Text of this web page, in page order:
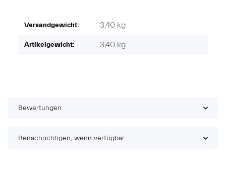
Versandgewicht: 3,40 kg
Artikelgewicht: 3,40 kg
Bewertungen
Benachrichtigen, wenn verfügbar